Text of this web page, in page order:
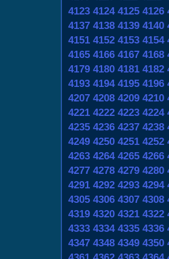
4123 4124 4125 4126
4137 4138 4139 4140
4151 4152 4153 4154
4165 4166 4167 4168
4179 4180 4181 4182
4193 4194 4195 4196
4207 4208 4209 4210
4221 4222 4223 4224
4235 4236 4237 4238
4249 4250 4251 4252
4263 4264 4265 4266
4277 4278 4279 4280
4291 4292 4293 4294
4305 4306 4307 4308
4319 4320 4321 4322
4333 4334 4335 4336
4347 4348 4349 4350